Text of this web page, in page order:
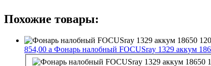
Похожие товары:
854,00 a Фонарь налобный FOCUSray 1329 аккум